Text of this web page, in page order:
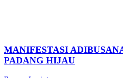
MANIFESTASI
PADANG HIJAU